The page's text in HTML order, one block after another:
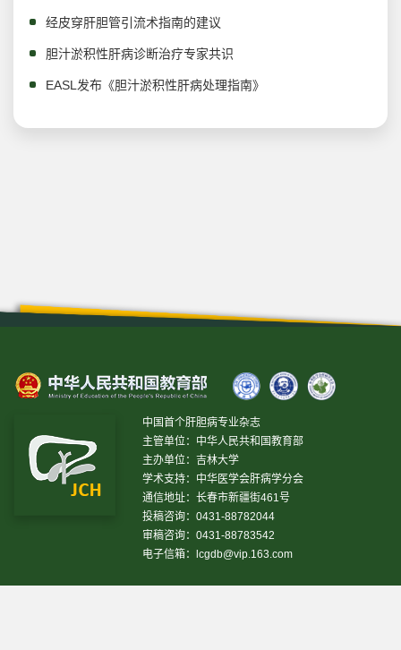
经皮穿肝胆管引流术指南的建议
胆汁淤积性肝病诊断治疗专家共识
EASL发布《胆汁淤积性肝病处理指南》
中国首个肝胆病专业杂志
主管单位：中华人民共和国教育部
主办单位：吉林大学
学术支持：中华医学会肝病学分会
通信地址：长春市新疆街461号
投稿咨询：0431-88782044
审稿咨询：0431-88783542
电子信箱：
lcgdb@vip.163.com